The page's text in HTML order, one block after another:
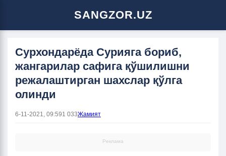
SANGZOR.UZ
Сурхондарёда Сурияга бориб,
жангарилар сафига қўшилишни
режалаштирган шахслар қўлга
олинди
6-11-2021, 09:591 033Жамият
Реклама